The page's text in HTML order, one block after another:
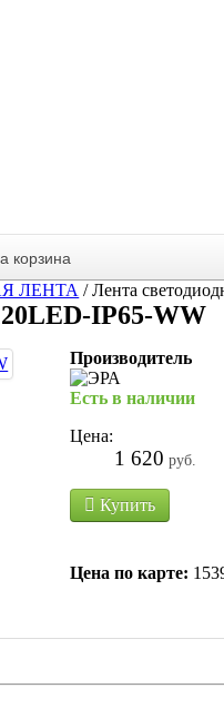
корзина
ЛЕНТА /Лента
IP65-WW
Производитель
Есть в наличии
Цена:
1 620 руб.
Купить
Цена по карте: